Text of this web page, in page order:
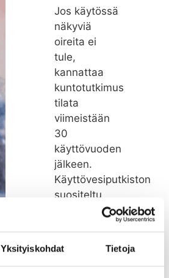
Yksityiskohdat Tietoja
Jos käytössä
näkyviä
oireita ei
tule,
kannattaa
kuntotutkimus
tilata
viimeistään
30
käyttövuoden
jälkeen.
Käyttövesiputkiston
suositeltu
remonttiväli
Rakenteiden